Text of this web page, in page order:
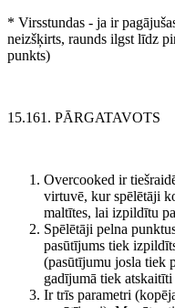
* Virsstundas - ja ir
neizšķirts, raunds ilgst līdz
punkts)
15.161. PĀRGATAVOTS
Overcooked ir
virtuvē, kur spēlētāji
maltītes, lai izpildītu
Spēlētāji pelna
pasūtījums tiek
(pasūtījumu josla tiek
gadījumā tiek
Ir trīs parametri